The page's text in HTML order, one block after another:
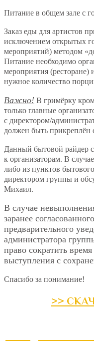
Питание в общем зале с
Заказ еды для артистов
исключением открытых
мероприятий) методом
Питание необходимо
мероприятия (ресторане)
нужное количество
Важно! В гримёрку
только главные
с директором/
должен быть прикреплён
Данный бытовой райдер
к организаторам. В
либо из пунктов
директором группы и
Михаил.
В случае
заранее
предварительного
администратора
право сократить
выступления с
Спасибо за понимание!
>>